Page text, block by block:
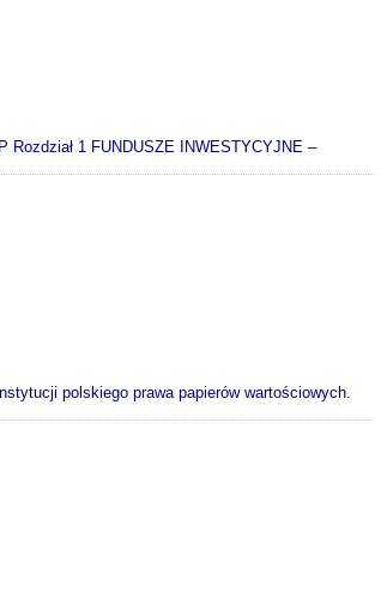
Rozdział 1 FUNDUSZE INWESTYCYJNE –
polskiego prawa papierów wartościowych.